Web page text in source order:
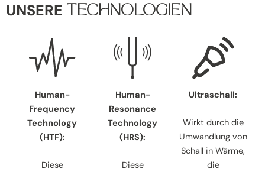
UNSERE TECHNOLOGIEN
Human-
Frequency
Technology
(HTF):
Diese
Human-
Resonance
Technology
(HRS):
Diese
Ultraschall:
Wirkt durch die
Umwandlung von
Schall in Wärme,
die